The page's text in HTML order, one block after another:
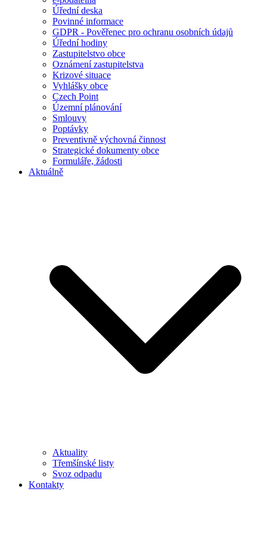
Úřední deska
Povinné informace
GDPR - Pověřenec pro ochranu osobních údajů
Úřední hodiny
Zastupitelstvo obce
Oznámení zastupitelstva
Krizové situace
Vyhlášky obce
Czech Point
Územní plánování
Smlouvy
Poptávky
Preventivně výchovná činnost
Strategické dokumenty obce
Formuláře, žádosti
Aktuálně
Aktuality
Třemšínské listy
Svoz odpadu
Kontakty